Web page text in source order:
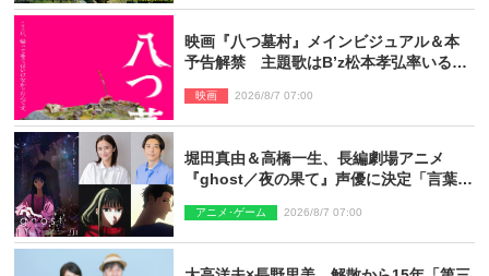
映画『八つ墓村』メインビジュアル＆本
予告解禁 主題歌はB’z松本孝弘率いる
映画 2026/8/7 07:00
堀田真由＆高橋一生、長編劇場アニメ
『ghost／夜の果て』声優に決定「言葉に
た」
アニメ･ゲーム 2026/8/7 07:00